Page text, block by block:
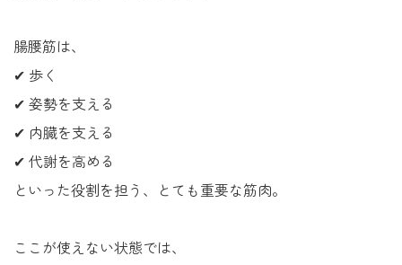
腸腰筋は、
✔ 歩く
✔ 姿勢を支える
✔ 内臓を支える
✔ 代謝を高める
といった役割を担う、とても重要な筋肉。
ここが使えない状態では、